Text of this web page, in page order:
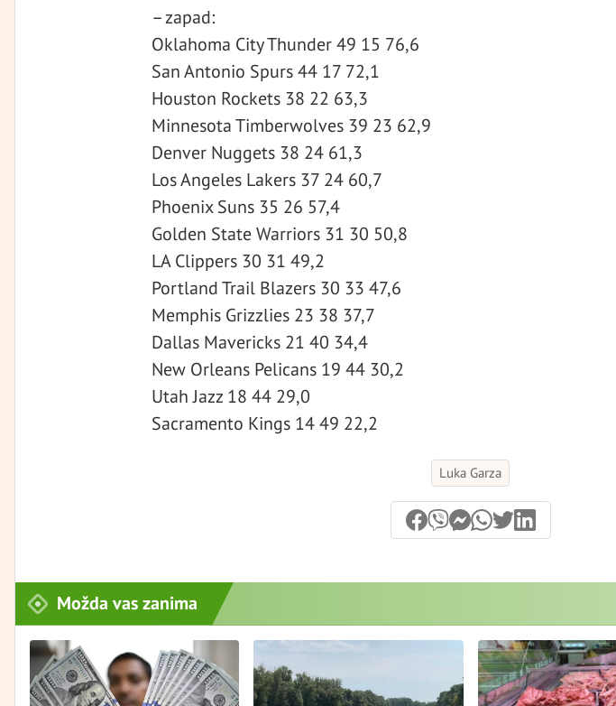
– zapad:
Oklahoma City Thunder 49 15 76,6
San Antonio Spurs 44 17 72,1
Houston Rockets 38 22 63,3
Minnesota Timberwolves 39 23 62,9
Denver Nuggets 38 24 61,3
Los Angeles Lakers 37 24 60,7
Phoenix Suns 35 26 57,4
Golden State Warriors 31 30 50,8
LA Clippers 30 31 49,2
Portland Trail Blazers 30 33 47,6
Memphis Grizzlies 23 38 37,7
Dallas Mavericks 21 40 34,4
New Orleans Pelicans 19 44 30,2
Utah Jazz 18 44 29,0
Sacramento Kings 14 49 22,2
Luka Garza
Možda vas zanima